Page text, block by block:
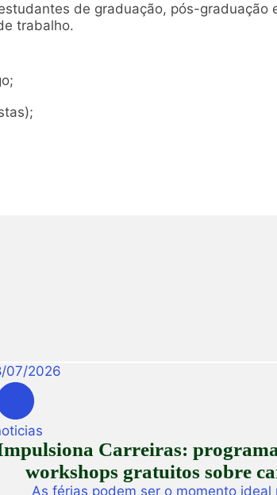
de graduação, pós-graduação
trabalho.
/07/2026
Carreiras:
workshops gratuitos sobre
As férias podem ser o momento